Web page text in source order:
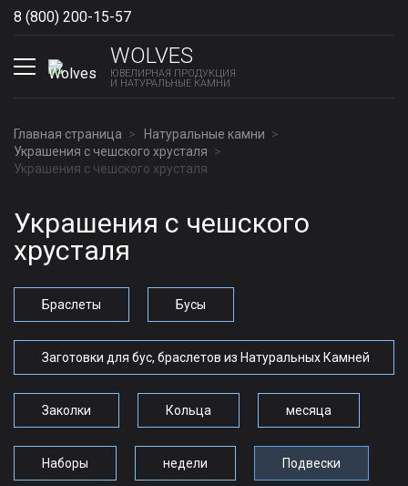
8 (800) 200-15-57
WOLVES
ЮВЕЛИРНАЯ ПРОДУКЦИЯ
И НАТУРАЛЬНЫЕ КАМНИ
Главная страница
Натуральные камни
Украшения с чешского хрусталя
Украшения с чешского хрусталя
Украшения с чешского
хрусталя
Браслеты Бусы
Заготовки для бус, браслетов из Натуральных Камней
Заколки Кольца месяца
Наборы недели Подвески